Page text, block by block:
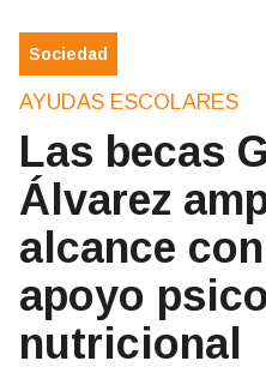
Sociedad
AYUDAS ESCOLARES
Las becas
Álvarez
alcance
apoyo
nutricional